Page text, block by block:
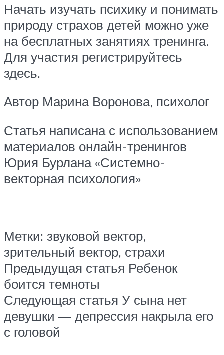
Начать изучать психику и понимать
природу страхов детей можно уже
на бесплатных занятиях тренинга.
Для участия регистрируйтесь
здесь.
Автор Марина Воронова, психолог
Статья написана с использованием
материалов онлайн-тренингов
Юрия Бурлана «Системно-
векторная психология»
Метки: звуковой вектор,
зрительный вектор, страхи
Предыдущая статья Ребенок
боится темноты
Следующая статья У сына нет
девушки — депрессия накрыла его
с головой